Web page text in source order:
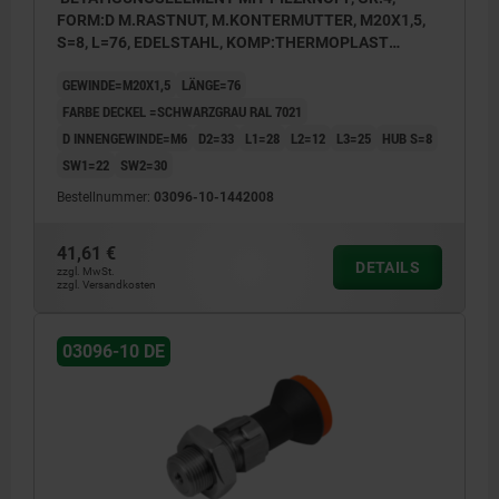
FORM:D M.RASTNUT, M.KONTERMUTTER, M20X1,5,
S=8, L=76, EDELSTAHL, KOMP:THERMOPLAST
RAL7021
GEWINDE=M20X1,5
LÄNGE=76
FARBE DECKEL =SCHWARZGRAU RAL 7021
D INNENGEWINDE=M6
D2=33 L1=28 L2=12 L3=25
HUB S=8
SW1=22
SW2=30
Bestellnummer: 03096-10-1442008
41,61 €
zzgl. MwSt.
zzgl. Versandkosten
DETAILS
03096-10 DE